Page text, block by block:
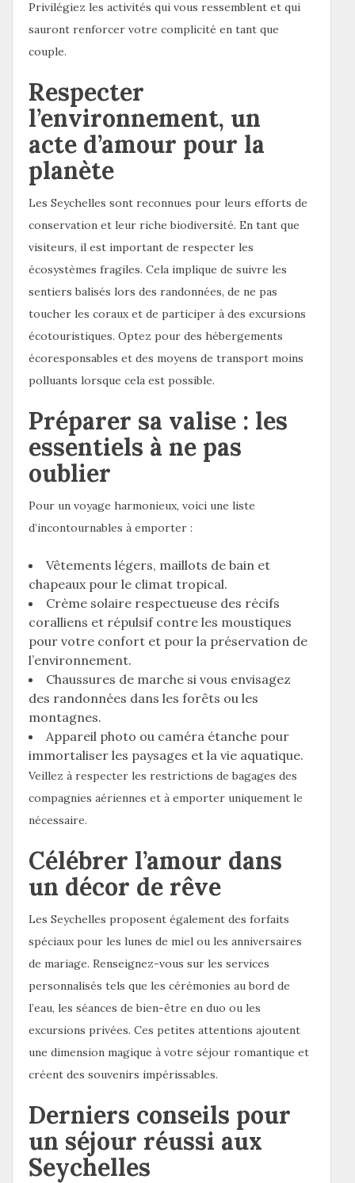
Privilégiez les activités qui vous ressemblent et qui
sauront renforcer votre complicité en tant que
couple.
Respecter
l’environnement, un
acte d’amour pour la
planète
Les Seychelles sont reconnues pour leurs efforts de
conservation et leur riche biodiversité. En tant que
visiteurs, il est important de respecter les
écosystèmes fragiles. Cela implique de suivre les
sentiers balisés lors des randonnées, de ne pas
toucher les coraux et de participer à des excursions
écotouristiques. Optez pour des hébergements
écoresponsables et des moyens de transport moins
polluants lorsque cela est possible.
Préparer sa valise : les
essentiels à ne pas
oublier
Pour un voyage harmonieux, voici une liste
d’incontournables à emporter :
Vêtements légers, maillots de bain et
chapeaux pour le climat tropical.
Crème solaire respectueuse des récifs
coralliens et répulsif contre les moustiques
pour votre confort et pour la préservation de
l’environnement.
Chaussures de marche si vous envisagez
des randonnées dans les forêts ou les
montagnes.
Appareil photo ou caméra étanche pour
immortaliser les paysages et la vie aquatique.
Veillez à respecter les restrictions de bagages des
compagnies aériennes et à emporter uniquement le
nécessaire.
Célébrer l’amour dans
un décor de rêve
Les Seychelles proposent également des forfaits
spéciaux pour les lunes de miel ou les anniversaires
de mariage. Renseignez-vous sur les services
personnalisés tels que les cérémonies au bord de
l’eau, les séances de bien-être en duo ou les
excursions privées. Ces petites attentions ajoutent
une dimension magique à votre séjour romantique et
créent des souvenirs impérissables.
Derniers conseils pour
un séjour réussi aux
Seychelles